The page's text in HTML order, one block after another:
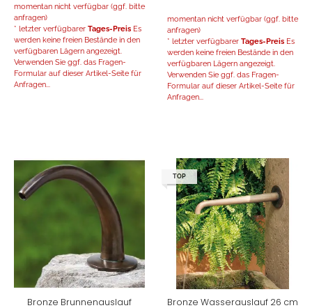
momentan nicht verfügbar (ggf. bitte
anfragen)
* letzter verfügbarer Tages-Preis Es
werden keine freien Bestände in den
verfügbaren Lägern angezeigt.
Verwenden Sie ggf. das Fragen-
Formular auf dieser Artikel-Seite für
Anfragen...
momentan nicht verfügbar (ggf. bitte
anfragen)
* letzter verfügbarer Tages-Preis Es
werden keine freien Bestände in den
verfügbaren Lägern angezeigt.
Verwenden Sie ggf. das Fragen-
Formular auf dieser Artikel-Seite für
Anfragen...
Bronze Brunnenauslauf
TOP
Bronze Wasserauslauf 26 cm